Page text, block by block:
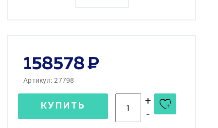
158578
Артикул: 27798
КУПИТЬ
+
-